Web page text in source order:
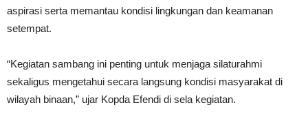
aspirasi serta memantau kondisi lingkungan dan keamanan
setempat.
“Kegiatan sambang ini penting untuk menjaga silaturahmi
sekaligus mengetahui secara langsung kondisi masyarakat di
wilayah binaan,” ujar Kopda Efendi di sela kegiatan.